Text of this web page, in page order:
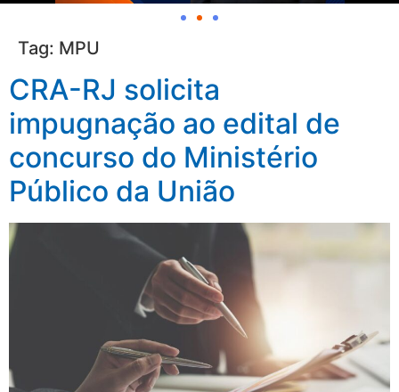
Tag: MPU
CRA-RJ solicita
impugnação ao edital de
concurso do Ministério
Público da União